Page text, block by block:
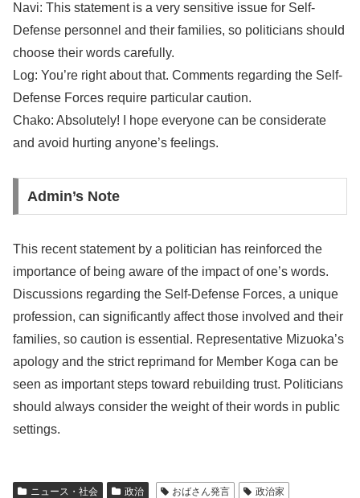
Navi: This statement is a very sensitive issue for Self-
Defense personnel and their families, so politicians should
choose their words carefully.
Log: You’re right about that. Comments regarding the Self-
Defense Forces require particular caution.
Chako: Absolutely! I hope everyone can be considerate
and avoid hurting anyone’s feelings.
Admin’s Note
This recent statement by a politician has reinforced the
importance of being aware of the impact of one’s words.
Discussions regarding the Self-Defense Forces, a unique
profession, can significantly affect those involved and their
families, so caution is essential. Representative Mizuoka’s
apology and the strict reprimand for Member Koga can be
seen as important steps toward rebuilding trust. Politicians
should always consider the weight of their words in public
settings.
ニュース・社会 政治 おばさん発言
政治家